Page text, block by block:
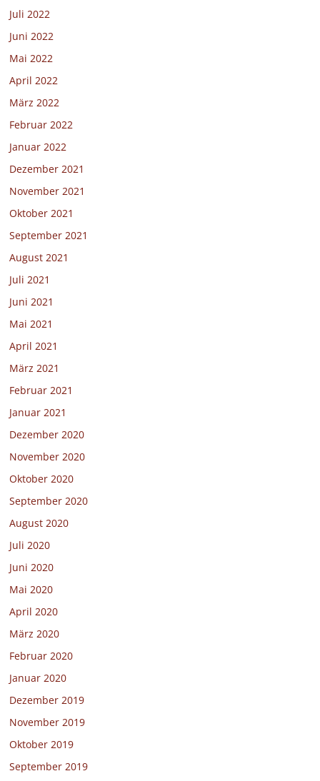
Juli 2022
Juni 2022
Mai 2022
April 2022
März 2022
Februar 2022
Januar 2022
Dezember 2021
November 2021
Oktober 2021
September 2021
August 2021
Juli 2021
Juni 2021
Mai 2021
April 2021
März 2021
Februar 2021
Januar 2021
Dezember 2020
November 2020
Oktober 2020
September 2020
August 2020
Juli 2020
Juni 2020
Mai 2020
April 2020
März 2020
Februar 2020
Januar 2020
Dezember 2019
November 2019
Oktober 2019
September 2019